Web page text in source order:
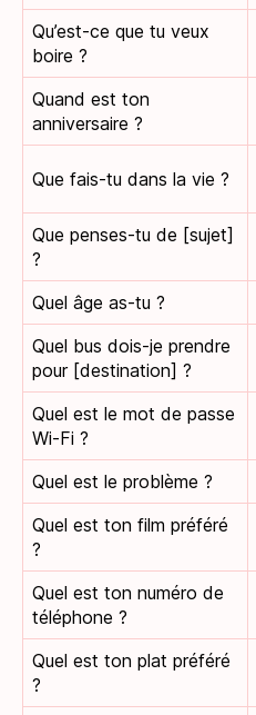
Qu’est-ce que tu veux
boire ?
Quand est ton
anniversaire ?
Que fais-tu dans la vie ?
Que penses-tu de [sujet]
?
Quel âge as-tu ?
Quel bus dois-je prendre
pour [destination] ?
Quel est le mot de passe
Wi-Fi ?
Quel est le problème ?
Quel est ton film préféré
?
Quel est ton numéro de
téléphone ?
Quel est ton plat préféré
?